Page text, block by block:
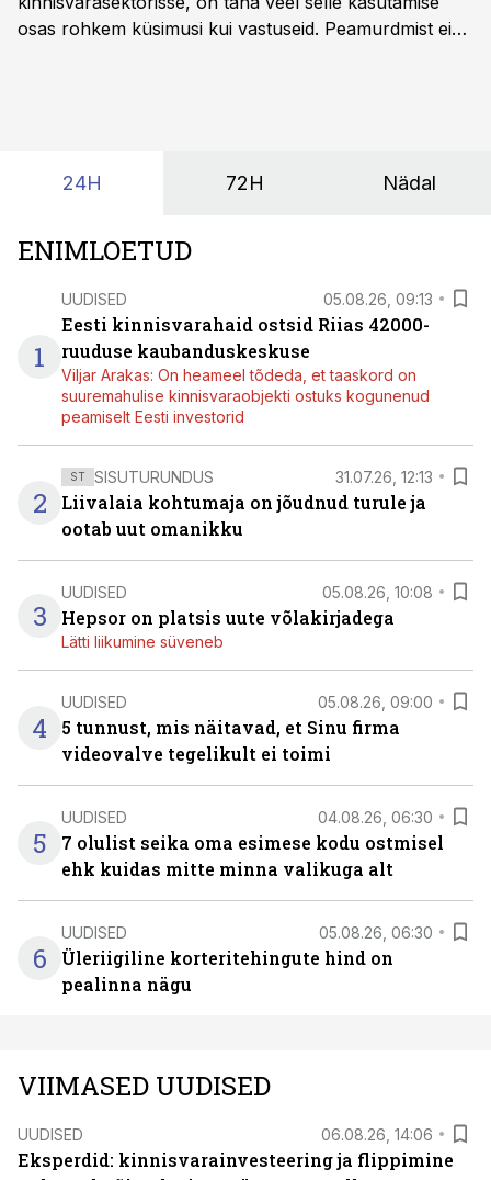
osas rohkem küsimusi kui vastuseid. Peamurdmist ei
24H 72H Nädal
ENIMLOETUD
1
UUDISED 05.08.26, 09:13
Eesti kinnisvarahaid ostsid Riias 42000-
ruuduse kaubanduskeskuse
Viljar Arakas: On heameel tõdeda, et taaskord on
suuremahulise kinnisvaraobjekti ostuks kogunenud
peamiselt Eesti investorid
2
ST SISUTURUNDUS 31.07.26, 12:13
Liivalaia kohtumaja on jõudnud turule ja
ootab uut omanikku
3
UUDISED 05.08.26, 10:08
Hepsor on platsis uute võlakirjadega
Lätti liikumine süveneb
4
UUDISED 05.08.26, 09:00
5 tunnust, mis näitavad, et Sinu firma
videovalve tegelikult ei toimi
5
UUDISED 04.08.26, 06:30
7 olulist seika oma esimese kodu ostmisel
ehk kuidas mitte minna valikuga alt
6
UUDISED 05.08.26, 06:30
Üleriigiline korteritehingute hind on
pealinna nägu
VIIMASED UUDISED
UUDISED 06.08.26, 14:06
Eksperdid: kinnisvarainvesteering ja flippimine